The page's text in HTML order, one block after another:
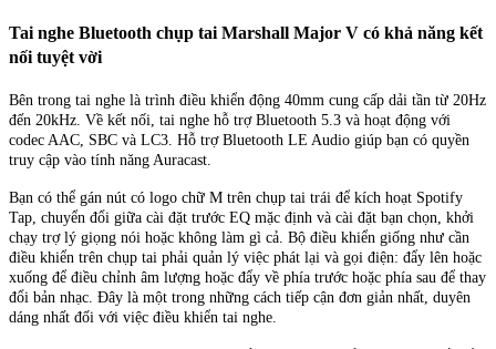
Tai nghe Bluetooth chụp tai Marshall Major V có khả năng kết
nối tuyệt vời
Bên trong tai nghe là trình điều khiển động 40mm cung cấp dải tần từ 20Hz
đến 20kHz. Về kết nối, tai nghe hỗ trợ Bluetooth 5.3 và hoạt động với
codec AAC, SBC và LC3. Hỗ trợ Bluetooth LE Audio giúp bạn có quyền
truy cập vào tính năng Auracast.
Bạn có thể gán nút có logo chữ M trên chụp tai trái để kích hoạt Spotify
Tap, chuyển đổi giữa cài đặt trước EQ mặc định và cài đặt bạn chọn, khởi
chạy trợ lý giọng nói hoặc không làm gì cả. Bộ điều khiển giống như cần
điều khiển trên chụp tai phải quản lý việc phát lại và gọi điện: đẩy lên hoặc
xuống để điều chỉnh âm lượng hoặc đẩy về phía trước hoặc phía sau để thay
đổi bản nhạc. Đây là một trong những cách tiếp cận đơn giản nhất, duyên
dáng nhất đối với việc điều khiển tai nghe.